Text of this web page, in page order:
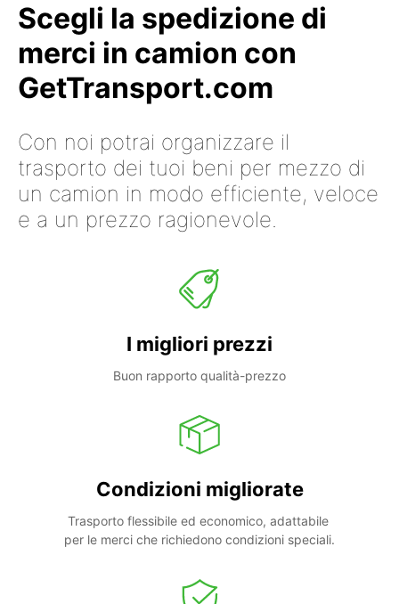
Scegli la spedizione di
merci in camion con
GetTransport.com
Con noi potrai organizzare il
trasporto dei tuoi beni per mezzo di
un camion in modo efficiente, veloce
e a un prezzo ragionevole.
I migliori prezzi
Buon rapporto qualità-prezzo
Condizioni migliorate
Trasporto flessibile ed economico, adattabile
per le merci che richiedono condizioni speciali.